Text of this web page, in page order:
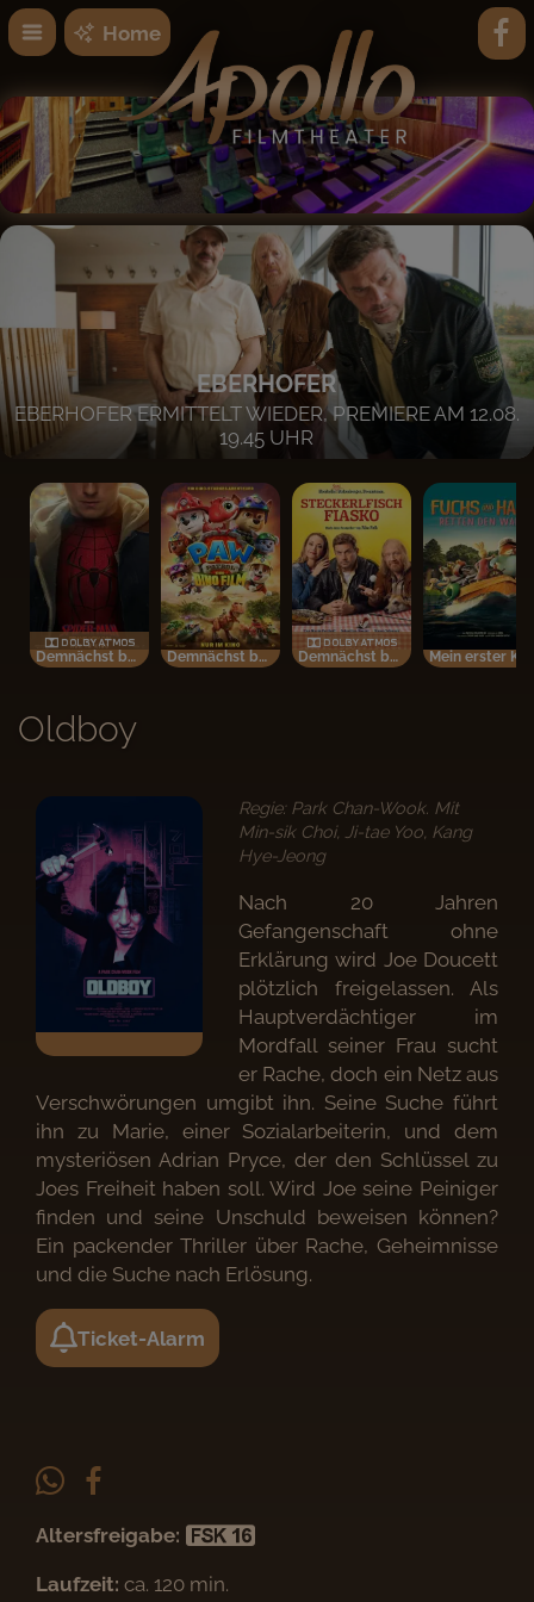
Home
EBERHOFER
EBERHOFER ERMITTELT WIEDER, PREMIERE AM 12.08.
19.45 UHR
Demnächst bei uns im Kino Demnächst bei uns im Kino Demnächst bei uns im Kino
Oldboy
Regie: Park Chan-Wook. Mit
Min-sik Choi, Ji-tae Yoo, Kang
Hye-Jeong
Nach 20 Jahren
Gefangenschaft ohne
Erklärung wird Joe Doucett
plötzlich freigelassen. Als
Hauptverdächtiger im
Mordfall seiner Frau sucht
er Rache, doch ein Netz aus
Verschwörungen umgibt ihn. Seine Suche führt
ihn zu Marie, einer Sozialarbeiterin, und dem
mysteriösen Adrian Pryce, der den Schlüssel zu
Joes Freiheit haben soll. Wird Joe seine Peiniger
finden und seine Unschuld beweisen können?
Ein packender Thriller über Rache, Geheimnisse
und die Suche nach Erlösung.
Ticket-Alarm
Altersfreigabe:
Laufzeit: ca. 120 min.